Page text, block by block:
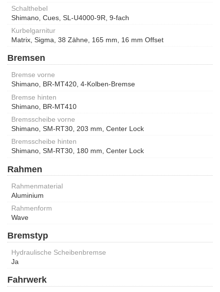
Schalthebel
Shimano, Cues, SL-U4000-9R, 9-fach
Kurbelgarnitur
Matrix, Sigma, 38 Zähne, 165 mm, 16 mm Offset
Bremsen
Bremse vorne
Shimano, BR-MT420, 4-Kolben-Bremse
Bremse hinten
Shimano, BR-MT410
Bremsscheibe vorne
Shimano, SM-RT30, 203 mm, Center Lock
Bremsscheibe hinten
Shimano, SM-RT30, 180 mm, Center Lock
Rahmen
Rahmenmaterial
Aluminium
Rahmenform
Wave
Bremstyp
Hydraulische Scheibenbremse
Ja
Fahrwerk